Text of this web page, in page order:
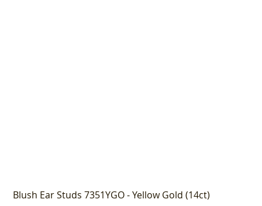
Blush Ear Studs 7351YGO - Yellow Gold (14ct)